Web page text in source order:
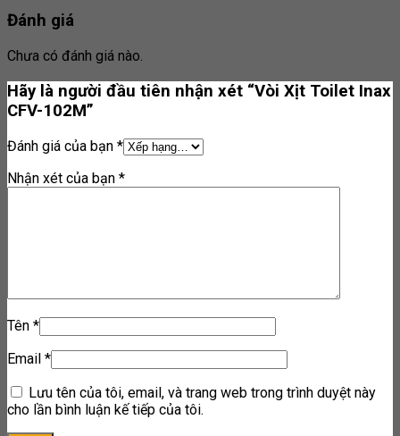
Đánh giá
Chưa có đánh giá nào.
Hãy là người đầu tiên nhận xét “Vòi Xịt Toilet Inax
CFV-102M”
Đánh giá của bạn *
Nhận xét của bạn *
Tên *
Email *
Lưu tên của tôi, email, và trang web trong trình duyệt này
cho lần bình luận kế tiếp của tôi.